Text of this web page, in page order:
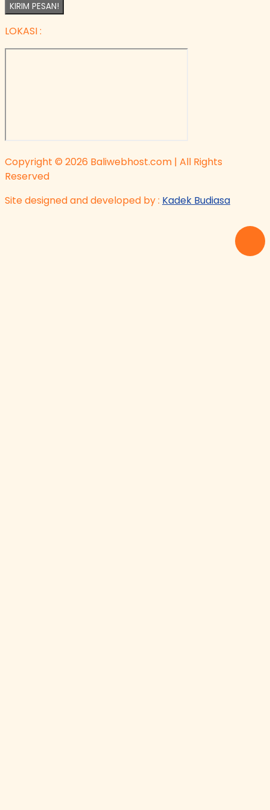
KIRIM PESAN!
LOKASI :
Copyright © 2026 Baliwebhost.com | All Rights
Reserved
Site designed and developed by : Kadek Budiasa